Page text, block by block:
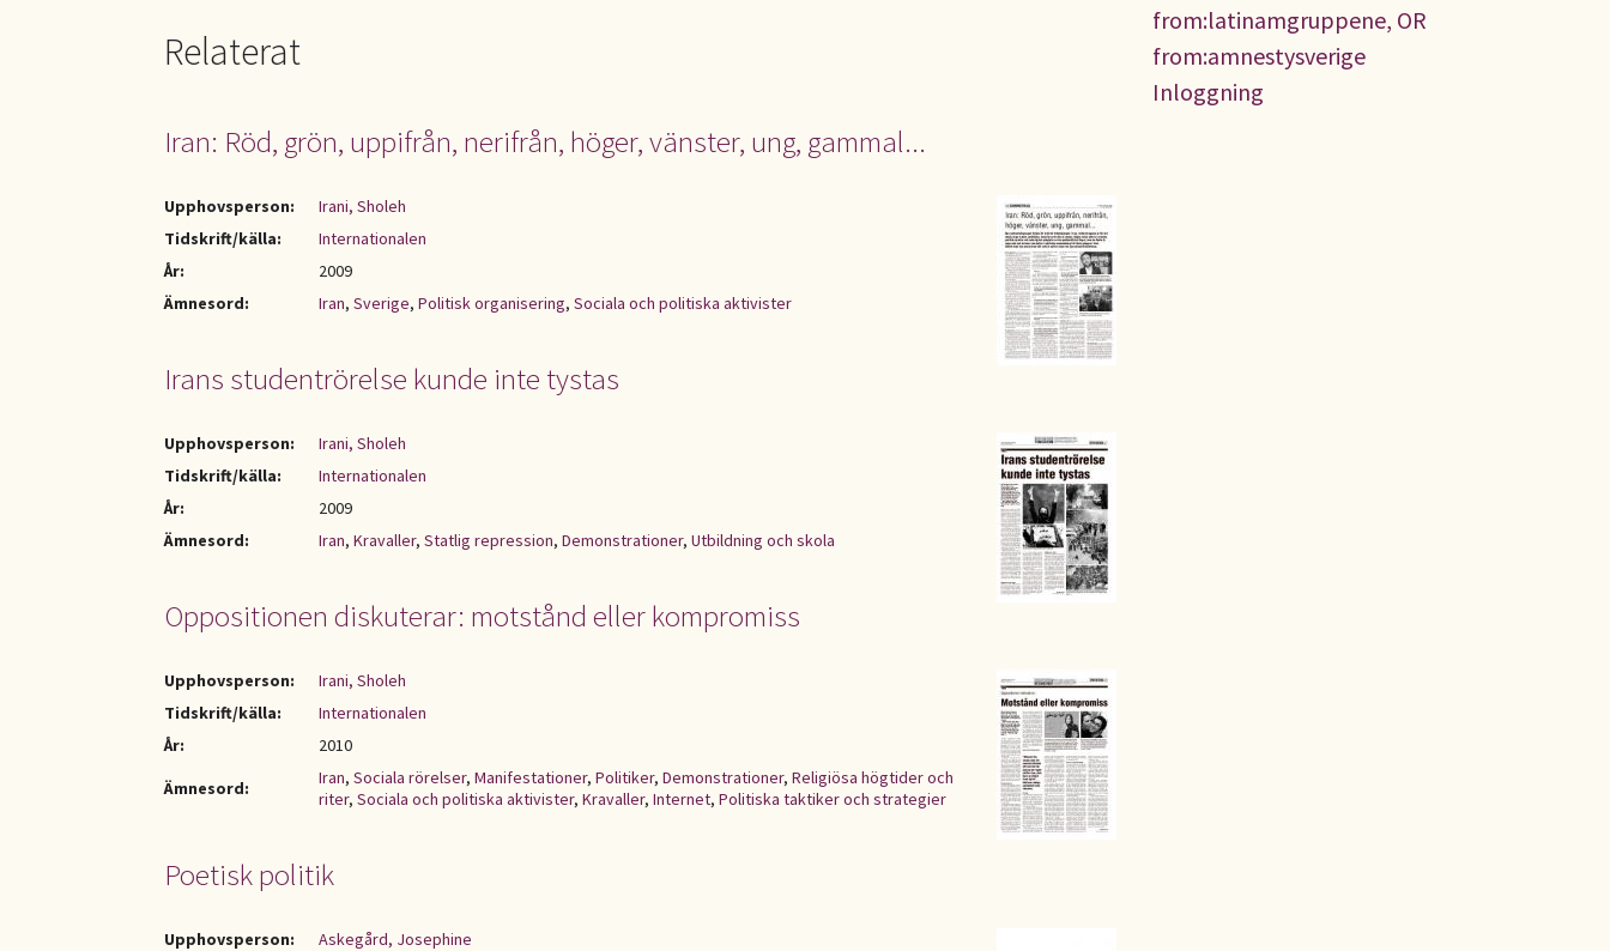
Relaterat
Iran: Röd, grön, uppifrån, nerifrån, höger, vänster, ung, gammal...
Upphovsperson:
Irani, Sholeh
Tidskrift/källa:
Internationalen
År:
2009
Ämnesord:
Iran, Sverige, Politisk organisering, Sociala och politiska aktivister
Irans studentrörelse kunde inte tystas
Upphovsperson:
Irani, Sholeh
Tidskrift/källa:
Internationalen
År:
2009
Ämnesord:
Iran, Kravaller, Statlig repression, Demonstrationer, Utbildning och skola
Oppositionen diskuterar: motstånd eller kompromiss
Upphovsperson:
Irani, Sholeh
Tidskrift/källa:
Internationalen
År:
2010
Ämnesord:
Iran, Sociala rörelser, Manifestationer, Politiker, Demonstrationer, Religiösa högtider och
riter, Sociala och politiska aktivister, Kravaller, Internet, Politiska taktiker och strategier
Poetisk politik
Upphovsperson:
Askegård, Josephine
from:latinamgruppene, OR
from:amnestysverige
Inloggning